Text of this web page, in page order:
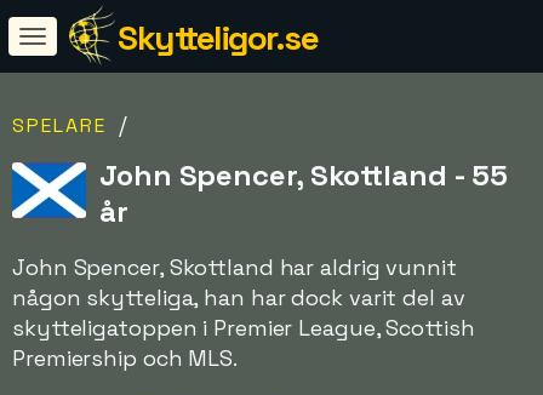
Skytteligor.se
SPELARE /
John Spencer, Skottland - 55
år
John Spencer, Skottland har aldrig vunnit
någon skytteliga, han har dock varit del av
skytteligatoppen i Premier League, Scottish
Premiership och MLS.